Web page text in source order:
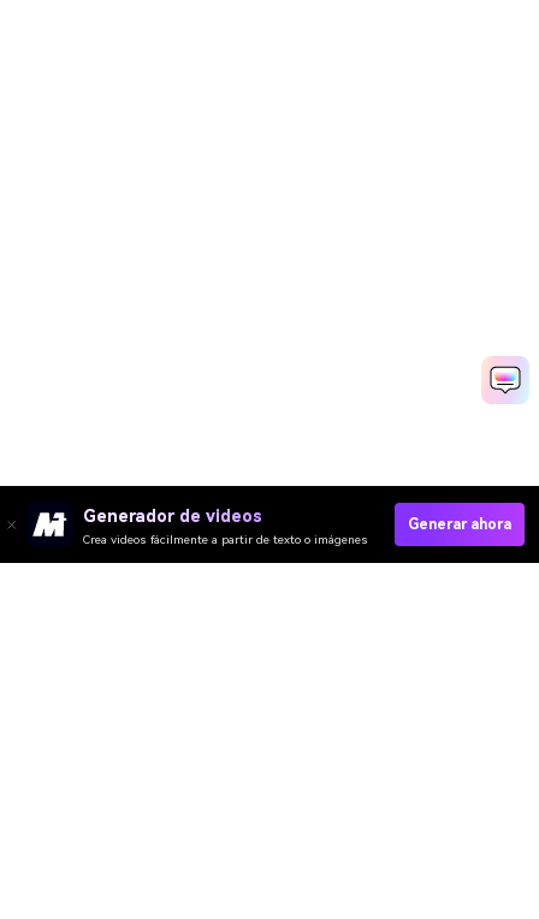
Generador de videos
Crea videos fácilmente a partir de texto o imágenes
Generar ahora